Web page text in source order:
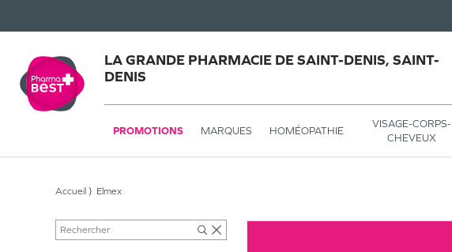
LA GRANDE PHARMACIE DE SAINT-DENIS, SAINT-
DENIS
PROMOTIONS MARQUES HOMÉOPATHIE
VISAGE-CORPS-
CHEVEUX
Accueil Elmex